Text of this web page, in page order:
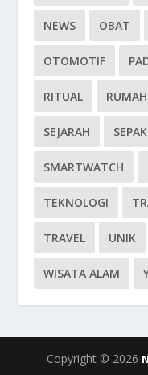
NEWS OBAT
OTOMOTIF
RITUAL
SEJARAH
SMARTWATCH
TEKNOLOGI
TRAVEL UNIK
WISATA ALAM
Copyright © 2026